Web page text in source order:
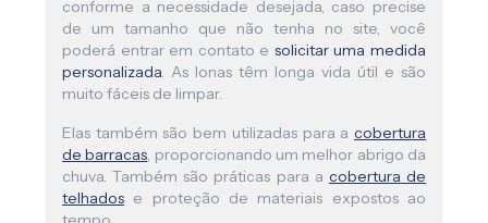
conforme a necessidade desejada, caso precise
de um tamanho que não tenha no site, você
poderá entrar em contato e solicitar uma medida
personalizada. As lonas têm longa vida útil e são
muito fáceis de limpar.
Elas também são bem utilizadas para a cobertura
de barracas, proporcionando um melhor abrigo da
chuva. Também são práticas para a cobertura de
telhados e proteção de materiais expostos ao